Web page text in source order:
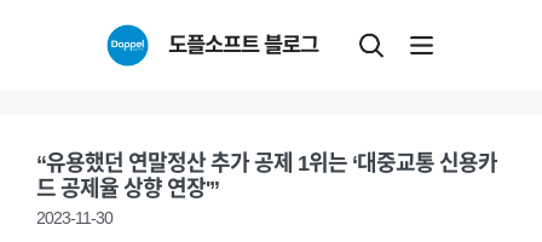
도플소프트 블로그
“유용했던 연말정산 추가 공제 1위는 ‘대중교통 신용카
드 공제율 상향 연장'”
2023-11-30